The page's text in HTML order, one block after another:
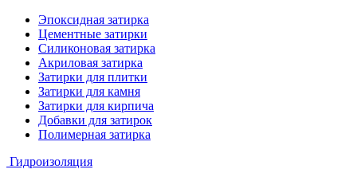
Эпоксидная затирка
Цементные затирки
Силиконовая затирка
Акриловая затирка
Затирки для плитки
Затирки для камня
Затирки для кирпича
Добавки для затирок
Полимерная затирка
Гидроизоляция